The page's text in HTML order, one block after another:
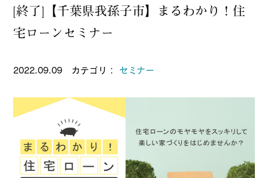
[終了]【千葉県我孫子市】まるわかり！住
宅ローンセミナー
2022.09.09 カテゴリ： セミナー